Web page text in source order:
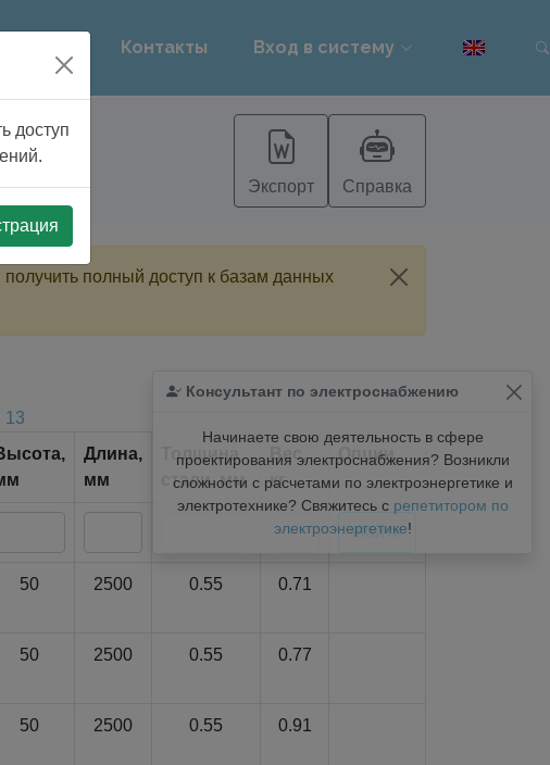
Контакты Вход в систему
Экспорт Справка
полный доступ к базам данных
Консультант по электроснабжению
Начинаете свою деятельность в сфере
проектирования электроснабжения? Возникли
сложности с расчетами по электроэнергетике и
электротехнике? Свяжитесь с репетитором по
электроэнергетике!
13
Длина,
мм
Толщина
стали, мм
Вес,
кг
Опции
50 2500 0.55 0.71
50 2500 0.55 0.77
50 2500 0.55 0.91
доступ